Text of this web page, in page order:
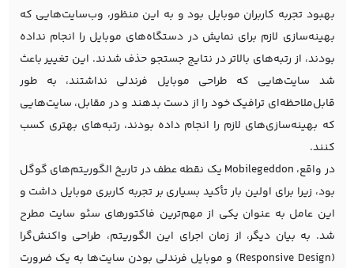
بهبود تجربه کاربران موبایل بود و به این منظور، وب‌سایت‌هایی که
بهینه‌سازی لازم برای نمایش در دستگاه‌های موبایل را انجام نداده
بودند، از رتبه‌های بالاتر در نتایج جستجو حذف شدند. این تغییر باعث
شد سایت‌هایی که طراحی موبایل فرندلی نداشتند، به طور
قابل‌ملاحظه‌ای ترافیک خود را از دست بدهند و در مقابل، سایت‌هایی
که بهینه‌سازی‌های لازم را انجام داده بودند، رتبه‌های بهتری کسب
کنند.
در واقع، Mobilegeddon یک نقطه عطف در تاریخ
الگوریتم‌های گوگل
بود، زیرا برای اولین بار تأکید بسیاری بر تجربه کاربری موبایل داشت و
این عامل به عنوان یکی از مهم‌ترین فاکتورهای سئو سایت مطرح
شد. به بیان دیگر، از زمان اجرای این الگوریتم، طراحی واکنش‌گرا
(Responsive Design) و موبایل فرندلی بودن سایت‌ها به یک ضرورت